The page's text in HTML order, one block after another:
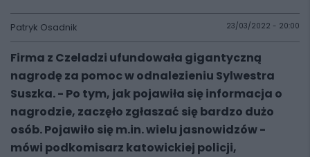
Patryk Osadnik 23/03/2022 - 20:00
Firma z Czeladzi ufundowała gigantyczną
nagrodę za pomoc w odnalezieniu Sylwestra
Suszka. - Po tym, jak pojawiła się informacja o
nagrodzie, zaczęło zgłaszać się bardzo dużo
osób. Pojawiło się m.in. wielu jasnowidzów -
mówi podkomisarz katowickiej policji,